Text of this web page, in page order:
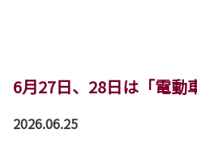
6月27日、28日は「電動
2026.06.25